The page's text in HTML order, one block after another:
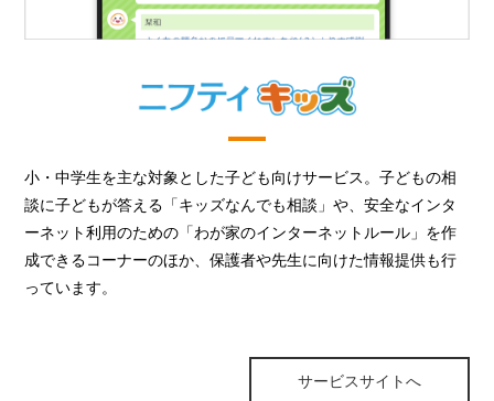
小・中学生を主な対象とした子ども向けサービス。子どもの相
談に子どもが答える「キッズなんでも相談」や、安全なインタ
ーネット利用のための「わが家のインターネットルール」を作
成できるコーナーのほか、保護者や先生に向けた情報提供も行
っています。
サービスサイトへ